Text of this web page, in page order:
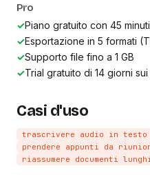
Pro
✓Piano gratuito con 45
✓Esportazione in 5 formati
✓Supporto file fino a 1 GB
✓Trial gratuito di 14 giorni
Casi d'uso
trascrivere audio in testo
prendere appunti da
riassumere documenti